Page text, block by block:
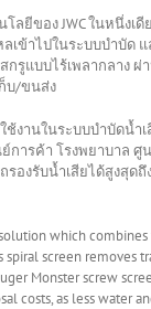
โลยีของ JWC ในหนึ่
ลเข้าไปในระบบบำบั
กรูแบบไร้เพลากลาง
บ/ขนส่ง
ช้งานในระบบบำบัดน้ำ
การค้า โรงพยาบาล
องรับน้ำเสียได้สูงสุด
which combines
spiral screen removes
Monster screw
costs, as less water